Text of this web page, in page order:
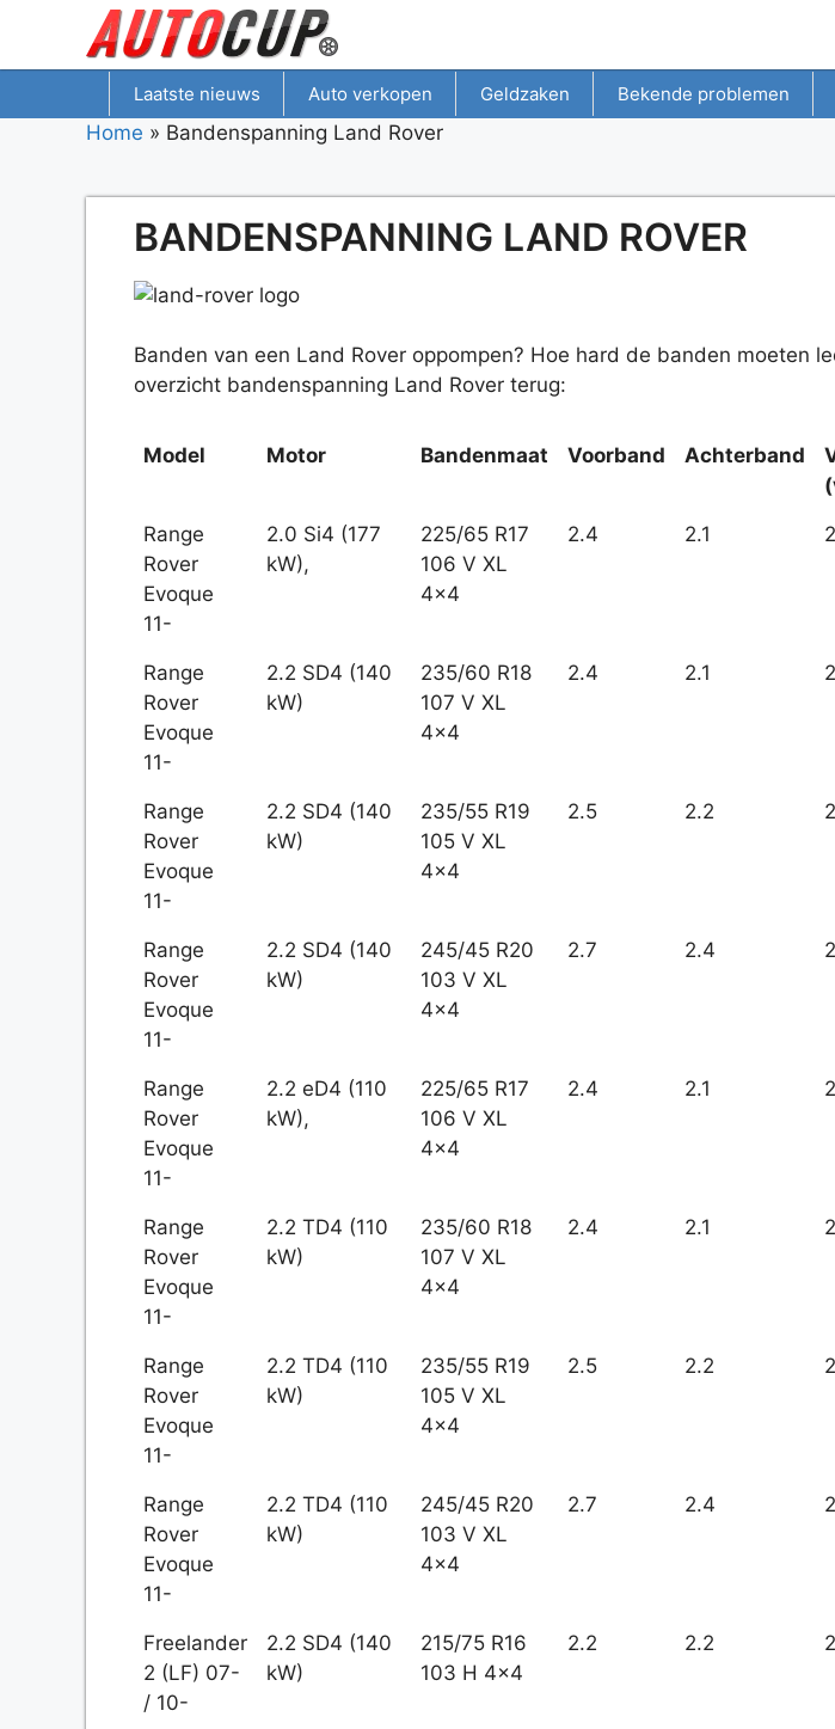
inhoud
Laatste nieuws Auto verkopen Geldzaken Bekende problemen
Home » Bandenspanning Land Rover
BANDENSPANNING LAND ROVER
Banden van een Land Rover oppompen? Hoe hard de banden moeten
overzicht bandenspanning Land Rover terug:
Model Motor Bandenmaat Voorband Achterband
Range
Rover
Evoque
11-
2.0 Si4 (177
kW),
225/65 R17
106 V XL
4x4
2.4 2.1
Range
Rover
Evoque
11-
2.2 SD4 (140
kW)
235/60 R18
107 V XL
4x4
2.4 2.1
Range
Rover
Evoque
11-
2.2 SD4 (140
kW)
235/55 R19
105 V XL
4x4
2.5 2.2
Range
Rover
Evoque
11-
2.2 SD4 (140
kW)
245/45 R20
103 V XL
4x4
2.7 2.4
Range
Rover
Evoque
11-
2.2 eD4 (110
kW),
225/65 R17
106 V XL
4x4
2.4 2.1
Range
Rover
Evoque
11-
2.2 TD4 (110
kW)
235/60 R18
107 V XL
4x4
2.4 2.1
Range
Rover
Evoque
11-
2.2 TD4 (110
kW)
235/55 R19
105 V XL
4x4
2.5 2.2
Range
Rover
Evoque
11-
2.2 TD4 (110
kW)
245/45 R20
103 V XL
4x4
2.7 2.4
Freelander
2 (LF) 07-
/ 10-
2.2 SD4 (140
kW)
215/75 R16
103 H 4x4
2.2 2.2